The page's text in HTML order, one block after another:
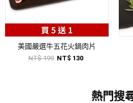
美國嚴選牛五花火鍋肉片
NT$ 199 NT$ 130
熱門搜